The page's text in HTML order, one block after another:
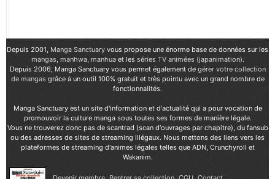
Depuis 2001, Manga Sanctuary vous propose une énorme base de données sur les
mangas, manhwa, manhuaet les séries TV animées (japanimation).
Depuis 2006, Manga Sanctuary vous permet également de gérer votre collection
de mangasgrâce à un outil 100% gratuit et très pointu avec un grand nombre de
fonctionnalités.
Manga Sanctuary est un site d'information et d'actualité qui a pour vocation de
promouvoir la culture manga sous toutes ses formes de manière légale.
Vous ne trouverez donc pas de scantrad (scan d'ouvrages par chapitre), du fansub
ou des adresses de sites de streaming illégaux. Nous mettons des liens vers les
plateformes de streaming d'animes légales telles que ADN, Crunchyroll et
Wakanim.